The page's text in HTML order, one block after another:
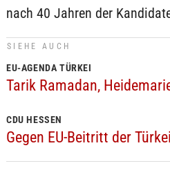
nach 40 Jahren der
SIEHE AUCH
EU-AGENDA TÜRKEI
Tarik Ramadan,
CDU HESSEN
Gegen EU-Beitritt der